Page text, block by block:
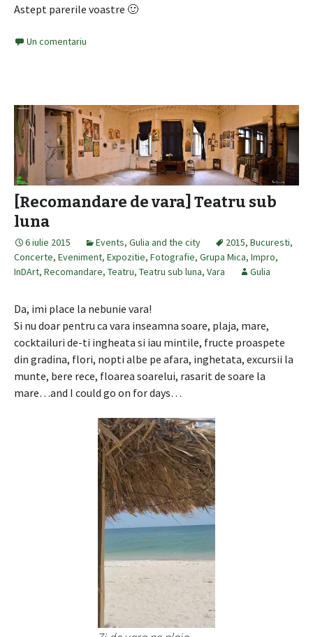
Astept parerile voastre 🙂
Un comentariu
[Recomandare de vara] Teatru sub
luna
6 iulie 2015 Events, Gulia and the city 2015, Bucuresti,
Concerte, Eveniment, Expozitie, Fotografie, Grupa Mica, Impro,
InDArt, Recomandare, Teatru, Teatru sub luna, Vara Gulia
Da, imi place la nebunie vara!
Si nu doar pentru ca vara inseamna soare, plaja, mare,
cocktailuri de-ti ingheata si iau mintile, fructe proaspete
din gradina, flori, nopti albe pe afara, inghetata, excursii la
munte, bere rece, floarea soarelui, rasarit de soare la
mare…and I could go on for days…